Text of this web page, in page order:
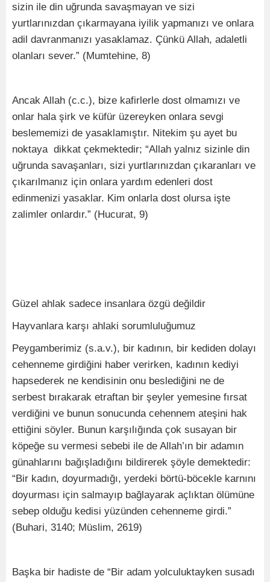
sizin ile din uğrunda savaşmayan ve sizi
yurtlarınızdan çıkarmayana iyilik yapmanızı ve onlara
adil davranmanızı yasaklamaz. Çünkü Allah, adaletli
olanları sever.” (Mumtehine, 8)
Ancak Allah (c.c.), bize kafirlerle dost olmamızı ve
onlar hala şirk ve küfür üzereyken onlara sevgi
beslememizi de yasaklamıştır. Nitekim şu ayet bu
noktaya dikkat çekmektedir; “Allah yalnız sizinle din
uğrunda savaşanları, sizi yurtlarınızdan çıkaranları ve
çıkarılmanız için onlara yardım edenleri dost
edinmenizi yasaklar. Kim onlarla dost olursa işte
zalimler onlardır.” (Hucurat, 9)
Güzel ahlak sadece insanlara özgü değildir
Hayvanlara karşı ahlaki sorumluluğumuz
Peygamberimiz (s.a.v.), bir kadının, bir kediden dolayı
cehenneme girdiğini haber verirken, kadının kediyi
hapsederek ne kendisinin onu beslediğini ne de
serbest bırakarak etraftan bir şeyler yemesine fırsat
verdiğini ve bunun sonucunda cehennem ateşini hak
ettiğini söyler. Bunun karşılığında çok susayan bir
köpeğe su vermesi sebebi ile de Allah’ın bir adamın
günahlarını bağışladığını bildirerek şöyle demektedir:
“Bir kadın, doyurmadığı, yerdeki börtü-böcekle karnını
doyurması için salmayıp bağlayarak açlıktan ölümüne
sebep olduğu kedisi yüzünden cehenneme girdi.”
(Buhari, 3140; Müslim, 2619)
Başka bir hadiste de “Bir adam yolculuktayken susadı